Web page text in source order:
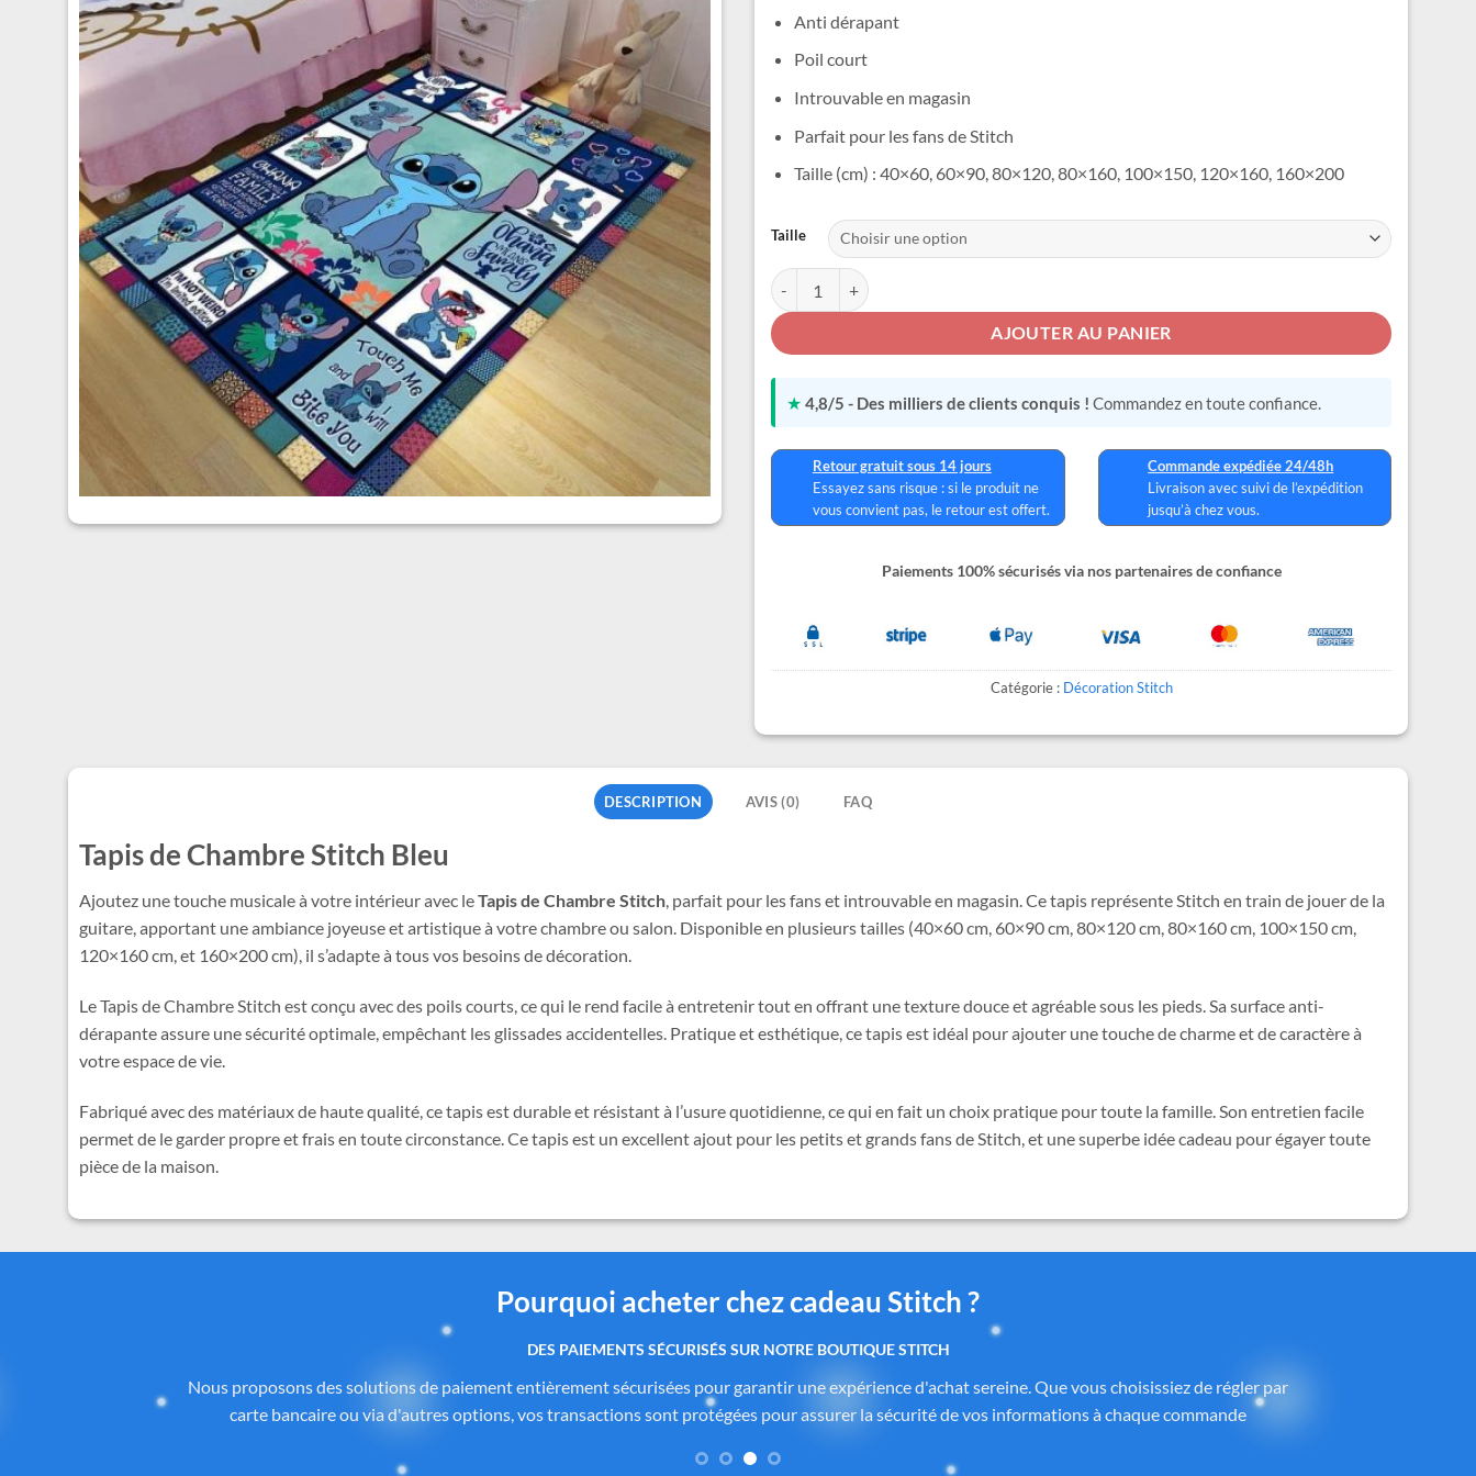
Anti dérapant
Poil court
Introuvable en magasin
Parfait pour les fans de Stitch
Taille (cm) : 40×60, 60×90, 80×120, 80×160, 100×150, 120×160, 160×200
Taille
quantité de Tapis de Chambre Stitch
AJOUTER AU PANIER
Alternative:
★ 4,8/5 - Des milliers de clients conquis ! Commandez en toute confiance.
Retour gratuit sous 14 jours
Essayez sans risque : si le produit ne
vous convient pas, le retour est offert.
Commande expédiée 24/48h
Livraison avec suivi de l’expédition
jusqu’à chez vous.
Paiements 100% sécurisés via nos partenaires de confiance
Catégorie : Décoration Stitch
DESCRIPTION AVIS (0) FAQ
Tapis de Chambre Stitch Bleu
Ajoutez une touche musicale à votre intérieur avec leTapis de Chambre Stitch, parfait pour les fans et introuvable en magasin. Ce tapis représente Stitch en train de jouer de la
guitare, apportant une ambiance joyeuse et artistique à votre chambre ou salon. Disponible en plusieurs tailles (40×60 cm, 60×90 cm, 80×120 cm, 80×160 cm, 100×150 cm,
120×160 cm, et 160×200 cm), il s’adapte à tous vos besoins de décoration.
Le Tapis de Chambre Stitch est conçu avec des poils courts, ce qui le rend facile à entretenir tout en offrant une texture douce et agréable sous les pieds. Sa surface anti-
dérapante assure une sécurité optimale, empêchant les glissades accidentelles. Pratique et esthétique, ce tapis est idéal pour ajouter une touche de charme et de caractère à
votre espace de vie.
Fabriqué avec des matériaux de haute qualité, ce tapis est durable et résistant à l’usure quotidienne, ce qui en fait un choix pratique pour toute la famille. Son entretien facile
permet de le garder propre et frais en toute circonstance. Ce tapis est un excellent ajout pour les petits et grands fans de Stitch, et une superbe idée cadeau pour égayer toute
pièce de la maison.
Pourquoi acheter chez cadeau Stitch ?
Des produits authentiques inspirés de l’univers officiel Disney®
Tous les articles proposés surCadeau-Stitch.comsont soigneusement sélectionnés auprès de fournisseurs partenaires proposant des produits sous
licence ou inspirés de l’universofficiel de Disney®. Chaque pièce reflète fidèlement l’esprit deLilo & Stitch, avec une attention particulière portée à